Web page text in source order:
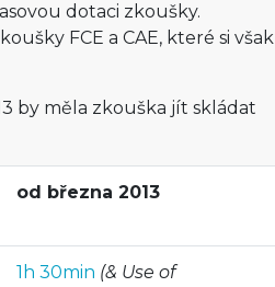
dotaci zkoušky.
FCE a CAE, které si však
by měla zkouška jít skládat
od března 2013
1h 30min (& Use of